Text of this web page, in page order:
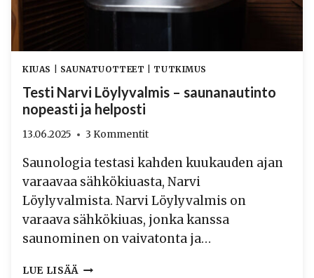
KIUAS SAUNATUOTTEET TUTKIMUS
Testi Narvi Löylyvalmis – saunanautinto
nopeasti ja helposti
13.06.2025 3 Kommentit
Saunologia testasi kahden kuukauden ajan
varaavaa sähkökiuasta, Narvi
Löylyvalmista. Narvi Löylyvalmis on
varaava sähkökiuas, jonka kanssa
saunominen on vaivatonta ja…
LUE LISÄÄ TESTI